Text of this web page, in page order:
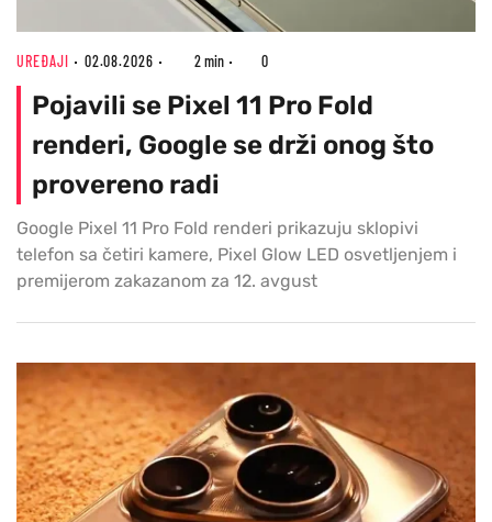
UREĐAJI 02.08.2026 2 min 0
Pojavili se Pixel 11 Pro Fold
renderi, Google se drži onog što
provereno radi
Google Pixel 11 Pro Fold renderi prikazuju sklopivi
telefon sa četiri kamere, Pixel Glow LED osvetljenjem i
premijerom zakazanom za 12. avgust